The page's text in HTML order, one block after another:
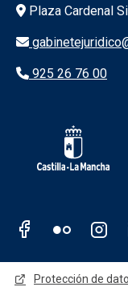
Información
Plaza Cardenal
925 26 76 00
Redes
Menú legal
Protección de